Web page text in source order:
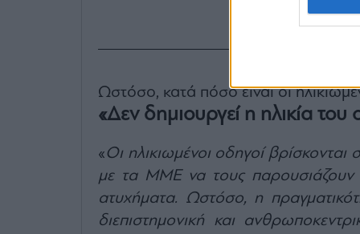
Ωστόσο, κατά πόσο είναι οι
«Δεν δημιουργεί η ηλικία
«Οι ηλικιωμένοι οδηγοί βρίσκονται
με τα ΜΜΕ να τους παρουσιάζουν
ατυχήματα. Ωστόσο, η
διεπιστημονική και